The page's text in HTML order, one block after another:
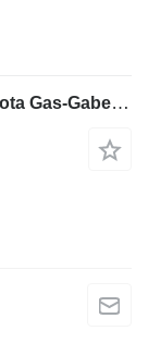
Maximus NCP2057 Motorkühler für Toyota Gas-Gabelstapler